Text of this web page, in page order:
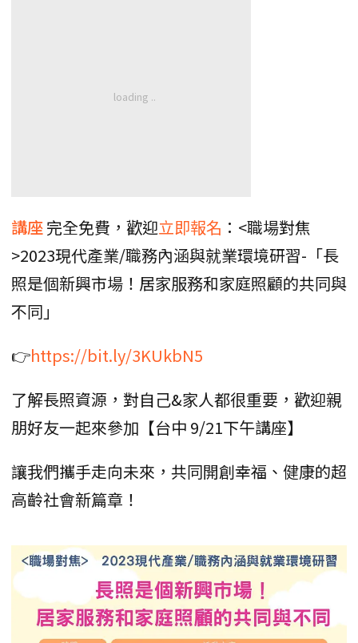
講座完全免費，歡迎立即報名 ：<職場對焦
>2023現代產業/職務內涵與就業環境研習-「長
照是個新興市場！居家服務和家庭照顧的共同與
不同」
👉https://bit.ly/3KUkbN5
了解長照資源，對自己&家人都很重要，歡迎親
朋好友一起來參加【台中 9/21下午講座】
讓我們攜手走向未來，共同開創幸福、健康的超
高齡社會新篇章！